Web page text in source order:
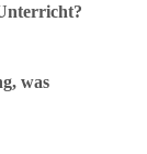
was